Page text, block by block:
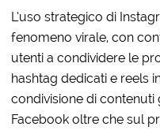
L’uso strategico di
fenomeno virale, con
utenti a condividere le
hashtag dedicati e reels
condivisione di contenuti
Facebook oltre che sul